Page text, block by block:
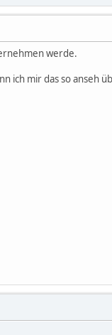
werde.
ich mir das so anseh